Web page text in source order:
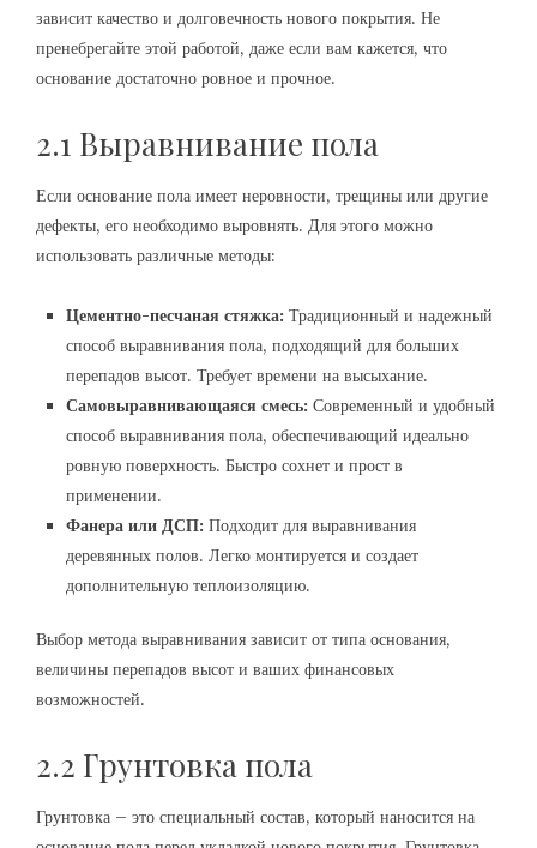
зависит качество и долговечность нового покрытия. Не
пренебрегайте этой работой, даже если вам кажется, что
основание достаточно ровное и прочное.
2.1 Выравнивание пола
Если основание пола имеет неровности, трещины или другие
дефекты, его необходимо выровнять. Для этого можно
использовать различные методы:
Цементно-песчаная стяжка: Традиционный и надежный
способ выравнивания пола, подходящий для больших
перепадов высот. Требует времени на высыхание.
Самовыравнивающаяся смесь: Современный и удобный
способ выравнивания пола, обеспечивающий идеально
ровную поверхность. Быстро сохнет и прост в
применении.
Фанера или ДСП: Подходит для выравнивания
деревянных полов. Легко монтируется и создает
дополнительную теплоизоляцию.
Выбор метода выравнивания зависит от типа основания,
величины перепадов высот и ваших финансовых
возможностей.
2.2 Грунтовка пола
Грунтовка – это специальный состав, который наносится на